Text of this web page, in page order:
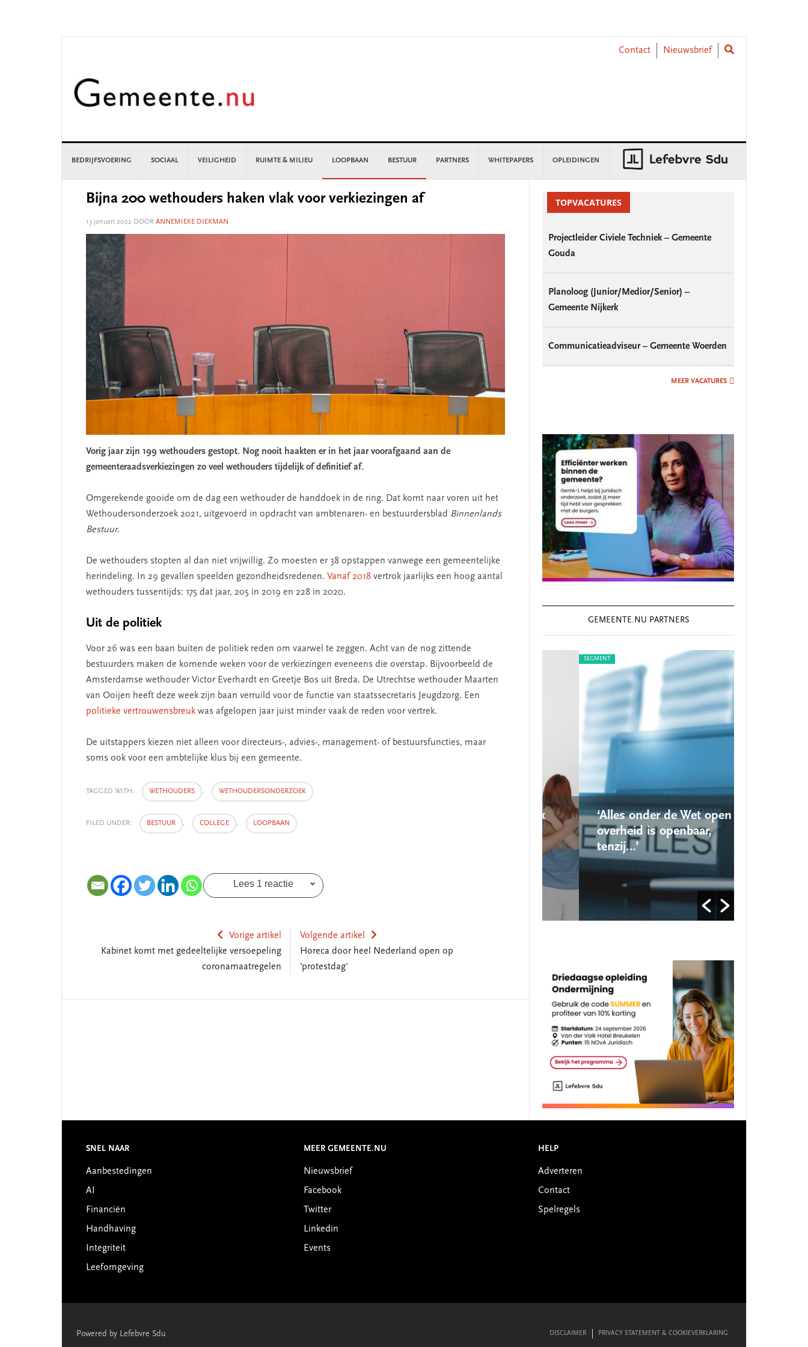
Contact
Nieuwsbrief
BEDRIJFSVOERING SOCIAAL VEILIGHEID RUIMTE & MILIEU LOOPBAAN BESTUUR PARTNERS WHITEPAPERS OPLEIDINGEN
Bijna 200 wethouders haken vlak voor verkiezingen af
13 januari 2022 DOOR ANNEMIEKE DIEKMAN
Vorig jaar zijn 199 wethouders gestopt. Nog nooit haakten er in het jaar voorafgaand aan de
gemeenteraadsverkiezingen zo veel wethouders tijdelijk of definitief af.
Omgerekende gooide om de dag een wethouder de handdoek in de ring. Dat komt naar voren uit het
Wethoudersonderzoek 2021, uitgevoerd in opdracht van ambtenaren- en bestuurdersblad Binnenlands
Bestuur.
De wethouders stopten al dan niet vrijwillig. Zo moesten er 38 opstappen vanwege een gemeentelijke
herindeling. In 29 gevallen speelden gezondheidsredenen. Vanaf 2018 vertrok jaarlijks een hoog aantal
wethouders tussentijds: 175 dat jaar, 205 in 2019 en 228 in 2020.
Uit de politiek
Voor 26 was een baan buiten de politiek reden om vaarwel te zeggen. Acht van de nog zittende
bestuurders maken de komende weken voor de verkiezingen eveneens die overstap. Bijvoorbeeld de
Amsterdamse wethouder Victor Everhardt en Greetje Bos uit Breda. De Utrechtse wethouder Maarten
van Ooijen heeft deze week zijn baan verruild voor de functie van staatssecretaris Jeugdzorg. Een
politieke vertrouwensbreuk was afgelopen jaar juist minder vaak de reden voor vertrek.
De uitstappers kiezen niet alleen voor directeurs-, advies-, management- of bestuursfuncties, maar
soms ook voor een ambtelijke klus bij een gemeente.
TAGGED WITH: WETHOUDERS , WETHOUDERSONDERZOEK
FILED UNDER: BESTUUR , COLLEGE , LOOPBAAN
Lees 1 reactie
Vorige artikel
Kabinet komt met gedeeltelijke versoepeling
coronamaatregelen
Volgende artikel
Horeca door heel Nederland open op
'protestdag'
SidebarTOPVACATURES
Projectleider Civiele Techniek – Gemeente
Gouda
Planoloog (Junior/Medior/Senior) –
Gemeente Nijkerk
Communicatieadviseur – Gemeente Woerden
MEER VACATURES
GEMEENTE.NU PARTNERS
SEGMENT
‘Persoonlijk leiderschap
begint bij zelfkennis’
SEGMENT
‘Alles onder de Wet open
overheid is openbaar,
tenzij…’
Footer
SNEL NAAR
Aanbestedingen
AI
Financiën
Handhaving
Integriteit
Leefomgeving
MEER GEMEENTE.NU
Nieuwsbrief
Facebook
Twitter
Linkedin
Events
HELP
Adverteren
Contact
Spelregels
Powered by Lefebvre Sdu DISCLAIMER PRIVACY STATEMENT & COOKIEVERKLARING